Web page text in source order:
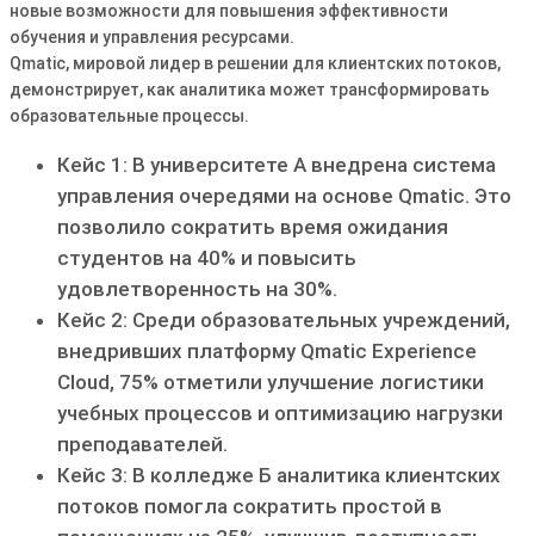
новые возможности для повышения эффективности
обучения и управления ресурсами.
Qmatic, мировой лидер в решении для клиентских потоков,
демонстрирует, как аналитика может трансформировать
образовательные процессы.
Кейс 1: В университете А внедрена система
управления очередями на основе Qmatic. Это
позволило сократить время ожидания
студентов на 40% и повысить
удовлетворенность на 30%.
Кейс 2: Среди образовательных учреждений,
внедривших платформу Qmatic Experience
Cloud, 75% отметили улучшение логистики
учебных процессов и оптимизацию нагрузки
преподавателей.
Кейс 3: В колледже Б аналитика клиентских
потоков помогла сократить простой в